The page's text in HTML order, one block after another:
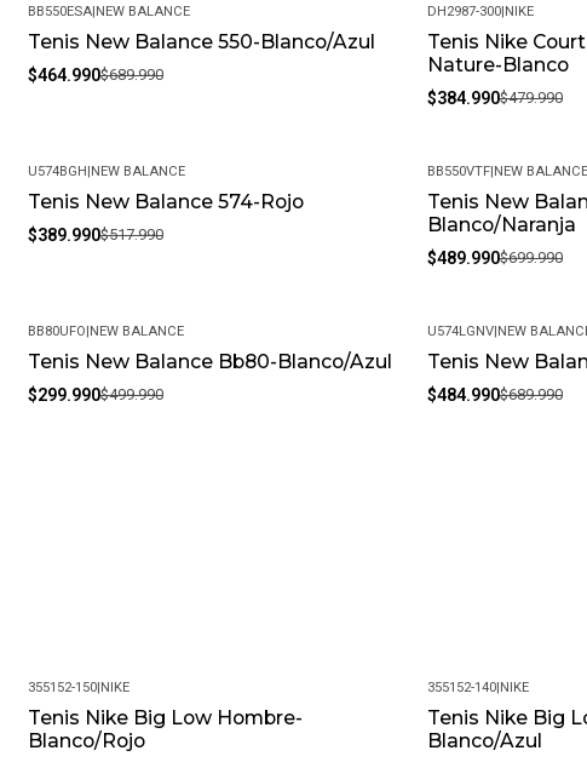
-33%
BB550ESA|NEW BALANCE
Tenis New Balance 550-Blanco/Azul
$464.990$689.990
-20%
DH2987-300|NIKE
Tenis Nike
Nature-Blanco
$384.990$479.990
-25%
U574BGH|NEW BALANCE
Tenis New Balance 574-Rojo
$389.990$517.990
-30%
BB550VTF|NEW BALANCE
Tenis New
Blanco/Naranja
$489.990$699.990
-40%
BB80UFO|NEW BALANCE
Tenis New Balance Bb80-Blanco/Azul
$299.990$499.990
-30%
U574LGNV|NEW
Tenis New
$484.990$689.990
-14%
355152-150|NIKE
Tenis Nike Big Low Hombre-
Blanco/Rojo
-17%
355152-140|NIKE
Tenis Nike Big
Blanco/Azul